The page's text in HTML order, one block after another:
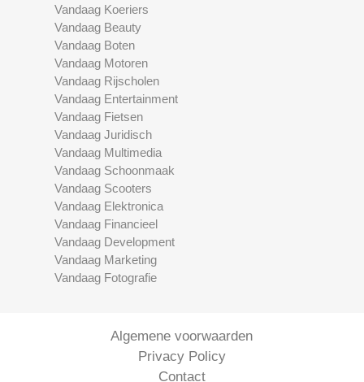
Vandaag Koeriers
Vandaag Beauty
Vandaag Boten
Vandaag Motoren
Vandaag Rijscholen
Vandaag Entertainment
Vandaag Fietsen
Vandaag Juridisch
Vandaag Multimedia
Vandaag Schoonmaak
Vandaag Scooters
Vandaag Elektronica
Vandaag Financieel
Vandaag Development
Vandaag Marketing
Vandaag Fotografie
Algemene voorwaarden
Privacy Policy
Contact